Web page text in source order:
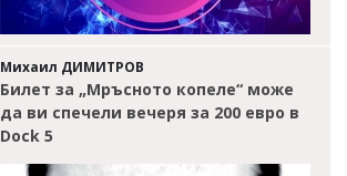
Михаил ДИМИТРОВ
Билет за „Мръсното копеле“ може
да ви спечели вечеря за 200 евро в
Dock 5